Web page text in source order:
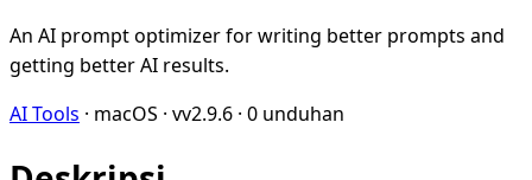
An AI prompt optimizer for writing better prompts and
getting better AI results.
AI Tools · macOS · vv2.9.6 · 0 unduhan